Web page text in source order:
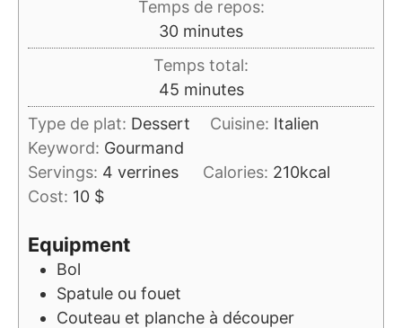
Temps de repos:
30minutes
minutes
Temps total:
45minutes
minutes
Type de plat: Dessert Cuisine: Italien
Keyword: Gourmand
Servings: 4 verrines Calories: 210kcal
Cost: 10 $
Equipment
Bol
Spatule ou fouet
Couteau et planche à découper